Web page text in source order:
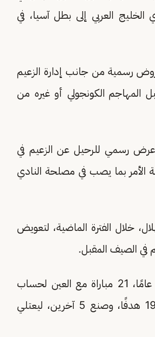
العربي إلى بطل آسيا، في
رسمية من جانب إدارة الزعيم
المهاجم الكونجولي أو غيره من
360»: «لم يتلق كودجو أي عرض رسمي للرحيل عن الزعيم في
الأمر بما يصب في مصلحة النادي
خلال الفترة الماضية، لتعويض
في الصيف المقبل.
ويعد الكونجولي أحد أبرز المهاجمين في الخليج، حيث خاض صاحب الـ28 عامًا، 21 مباراة مع العين لحساب
جميع المسابقات في الموسم الجاري، بمعدل 1869 دقيقة، سجل خلالها 19 هدفًا، وصنع 5 آخرين، ليعتلي